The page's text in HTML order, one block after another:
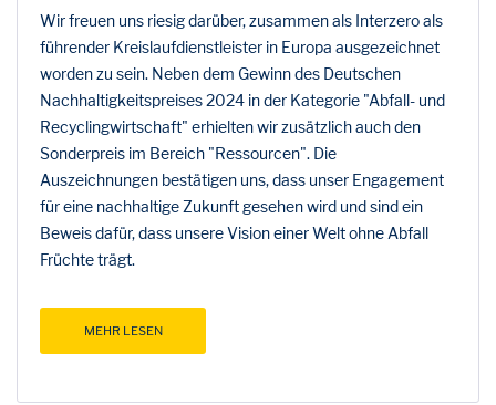
Wir freuen uns riesig darüber, zusammen als Interzero als
führender Kreislaufdienstleister in Europa ausgezeichnet
worden zu sein. Neben dem Gewinn des Deutschen
Nachhaltigkeitspreises 2024 in der Kategorie "Abfall- und
Recyclingwirtschaft" erhielten wir zusätzlich auch den
Sonderpreis im Bereich "Ressourcen". Die
Auszeichnungen bestätigen uns, dass unser Engagement
für eine nachhaltige Zukunft gesehen wird und sind ein
Beweis dafür, dass unsere Vision einer Welt ohne Abfall
Früchte trägt.
MEHR LESEN